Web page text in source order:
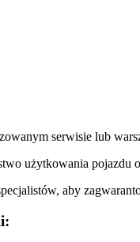
serwisie lub
użytkowania
aby